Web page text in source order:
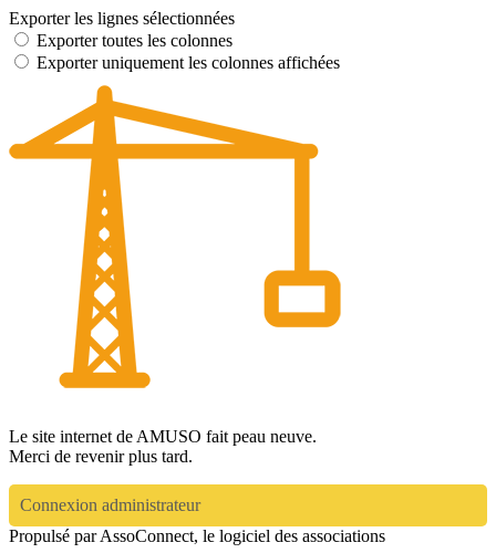
Exporter les lignes sélectionnées
Exporter toutes les colonnes
Exporter uniquement les colonnes affichées
Le site internet de AMUSO fait peau neuve.
Merci de revenir plus tard.
Connexion administrateur
Propulsé par AssoConnect, le logiciel des associations